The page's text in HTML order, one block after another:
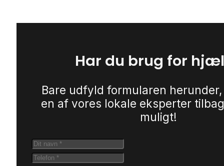
Har du brug for
Bare udfyld formularen
en af vores lokale eksperter
muligt!